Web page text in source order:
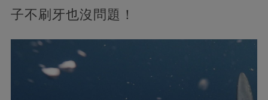
子不刷牙也沒問題！